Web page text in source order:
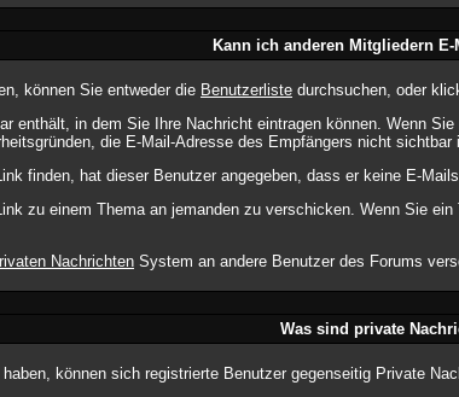
Kann ich anderen Mitgliedern
können Sie entweder die Benutzerliste durchsuchen, oder
enthält, in dem Sie Ihre Nachricht eintragen können. Wenn
die E-Mail-Adresse des Empfängers nicht sichtbar
finden, hat dieser Benutzer angegeben, dass er keine E-
zu einem Thema an jemanden zu verschicken. Wenn Sie
Nachrichten System an andere Benutzer des Forums
Was sind private
können sich registrierte Benutzer gegenseitig Private